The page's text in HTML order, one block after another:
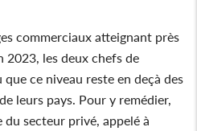
commerciaux atteignant près
2023, les deux chefs de
ce niveau reste en deçà des
leurs pays. Pour y remédier,
du secteur privé, appelé à